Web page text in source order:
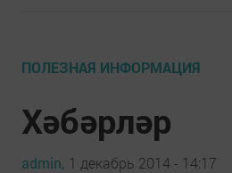
ПОЛЕЗНАЯ ИНФОРМАЦИЯ
Хәбәрләр
admin, 1 декабрь 2014 - 14:17